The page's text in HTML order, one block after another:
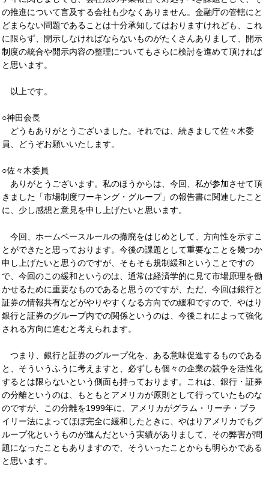
の推進について言及する会社も少なくありません。金融庁の管轄にと
どまらない問題であることは十分承知してはおりますけれども、これ
に限らず、開示しなければならないものがたくさんありまして、開示
制度の統合や開示内容の整理についてもさらに検討を進めて頂ければ
と思います。
以上です。
○神田会長
どうもありがとうございました。それでは、続きまして佐々木委
員、どうぞお願いいたします。
○佐々木委員
ありがとうございます。私のほうからは、今回、私が参加させて頂
きました「市場制度ワーキング・グループ」の報告書に関連したこと
に、少し感想と意見を申し上げたいと思います。
今回、ホームベースルールの撤廃をはじめとして、方向性を示すこ
とができたと思っております。今後の課題として重要なことを幾つか
申し上げたいと思うのですが、そもそも規制緩和ということですの
で、今回のこの緩和というのは、通常は経済学的に見て市場原理を働
かせるために重要なものであると思うのですが、ただ、今回は銀行と
証券の情報共有などがやりやすくなる方向での緩和ですので、やはり
銀行と証券のグループ内での関係というのは、今後これによって強化
される方向に進むと考えられます。
つまり、銀行と証券のグループ化を、ある意味促進するものである
と、そういうふうに考えますと、必ずしも個々の企業の競争を活性化
するとは限らないという側面も持っております。これは、銀行・証券
の分離というのは、もともとアメリカが原則として行っていたものな
のですが、この分離を1999年に、アメリカがグラム・リーチ・ブラ
イリー法によってほぼ完全に緩和したときに、やはりアメリカでもグ
ループ化というものが進んだという実績がありまして、その弊害が問
題になったこともありますので、そういったことからも明らかである
と思います。